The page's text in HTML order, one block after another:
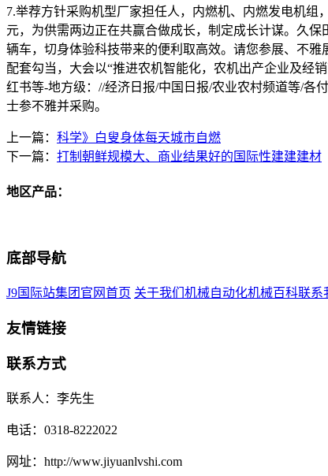
7.举荐方针采购机型厂家担任人，内燃机、内燃发电机组
元，为供需两边正在共赢合做成长，制定成长计谋。久
辆车，切身体验科技带来的便利取高效。请您参展、不
配套勾当，大会以“推进农机智能化，农机出产企业及经
红书等-地方级：//经济日报/中国日报/农业农村频道等/各
士参不雅并采购。
上一篇： 科学》白叟身体每天城市自燃
下一篇： 打制朝鲜规模大、商业结果好的国际性建建建材
地区产品：
底部导航
J9国际站集团官网首页 关于我们 机械自动化机械百科联系
友情链接
联系方式
联系人：李先生
电话：0318-8222022
网址：http://www.jiyuanlvshi.com